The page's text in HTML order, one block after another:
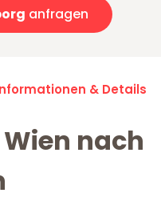
anfragen
& Details
nach